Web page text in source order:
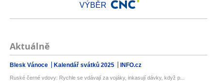
VÝBĚR
Aktuálně
Blesk Vánoce Kalendář svátků 2025 INFO.cz
Ruské černé vdovy: Rychle se vdávají za vojáky, inkasují dávky, když p...